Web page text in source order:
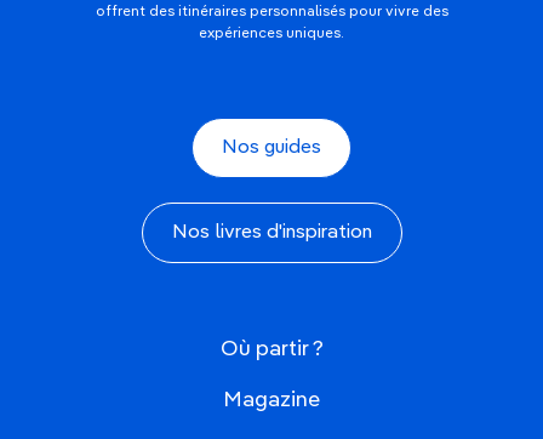
offrent des itinéraires personnalisés pour vivre des
expériences uniques.
Nos guides
Nos livres d'inspiration
Où partir ?
Magazine